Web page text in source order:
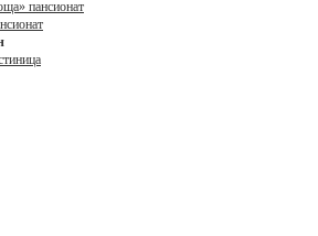
пансионат